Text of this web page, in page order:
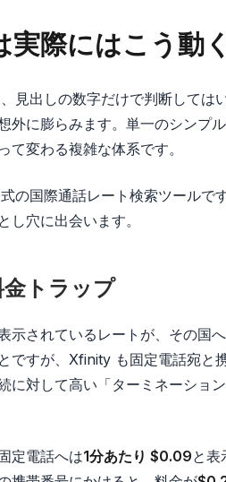
際にはこう動く
見出しの数字だけで判断しては
外に膨らみます。単一のシンプ
変わる複雑な体系です。
の国際通話レート検索ツールで
し穴に出会います。
金トラップ
示されているレートが、その国
ですが、Xfinity も固定電話宛と
に対して高い「ターミネーショ
定電話へは1分あたり $0.09と表